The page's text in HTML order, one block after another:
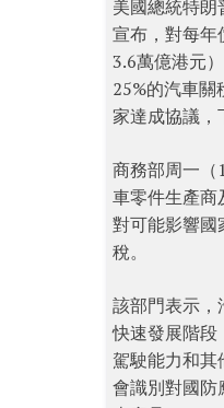
美國總統特
宣布，對每年
3.6萬億港元
25%的汽車關
家達成協議，
商務部周一（
車零件生產商
對可能影響國
稅。
該部門表示，
快速發展階段
駕駛能力和
會識別對國防